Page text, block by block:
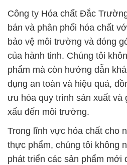
Công ty Hóa chất Đắc
bán và phân phối hóa chất
bảo vệ môi trường và đóng
của hành tinh. Chúng tôi
phẩm mà còn hướng dẫn
dụng an toàn và hiệu quả,
ưu hóa quy trình sản xuất và
xấu đến môi trường.
Trong lĩnh vực hóa chất cho
thực phẩm, chúng tôi không
phát triển các sản phẩm mới